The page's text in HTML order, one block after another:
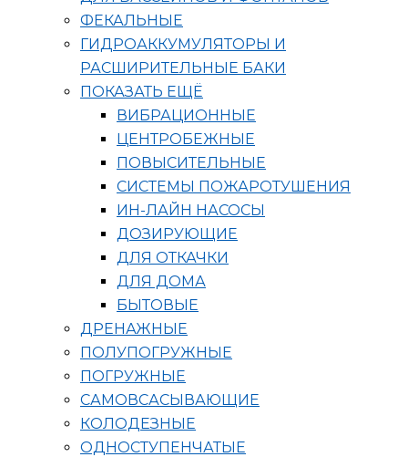
ФЕКАЛЬНЫЕ
ГИДРОАККУМУЛЯТОРЫ И
РАСШИРИТЕЛЬНЫЕ БАКИ
ПОКАЗАТЬ ЕЩЁ
ВИБРАЦИОННЫЕ
ЦЕНТРОБЕЖНЫЕ
ПОВЫСИТЕЛЬНЫЕ
СИСТЕМЫ ПОЖАРОТУШЕНИЯ
ИН-ЛАЙН НАСОСЫ
ДОЗИРУЮЩИЕ
ДЛЯ ОТКАЧКИ
ДЛЯ ДОМА
БЫТОВЫЕ
ДРЕНАЖНЫЕ
ПОЛУПОГРУЖНЫЕ
ПОГРУЖНЫЕ
САМОВСАСЫВАЮЩИЕ
КОЛОДЕЗНЫЕ
ОДНОСТУПЕНЧАТЫЕ